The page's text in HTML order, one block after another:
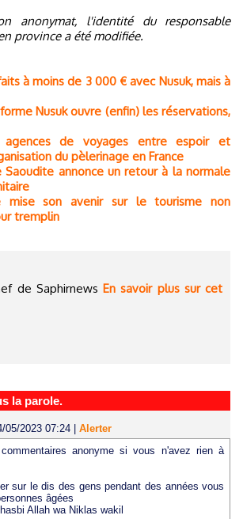
anonymat, l'identité du responsable
province a été modifiée.
à moins de 3 000 € avec Nusuk, mais à
Nusuk ouvre (enfin) les réservations,
de voyages entre espoir et
du pèlerinage en France
Saoudite annonce un retour à la normale
mise son avenir sur le tourisme non
tremplin
de Saphirnews En savoir plus sur cet
la parole.
05/2023 07:24
Alerter
anonyme si vous n'avez rien à
sur le dis des gens pendant des années vous
âgées
Allah wa Niklas wakil